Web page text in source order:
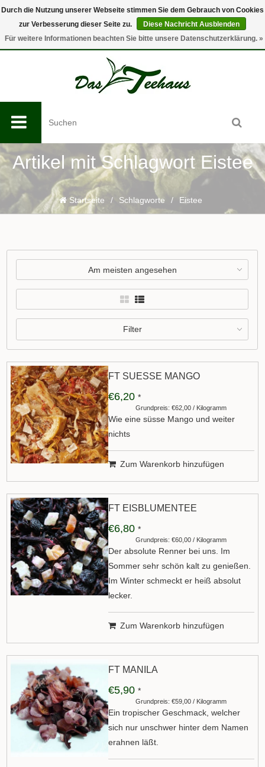
0
Artikel mit Schlagwort Eistee
Startseite / Schlagworte / Eistee
Am meisten angesehen
Filter
FT SUESSE MANGO
€6,20 *
Grundpreis: €62,00 / Kilogramm
Wie eine süsse Mango und weiter
nichts
Zum Warenkorb hinzufügen
FT EISBLUMENTEE
€6,80 *
Grundpreis: €60,00 / Kilogramm
Der absolute Renner bei uns. Im
Sommer sehr schön kalt zu genießen.
Im Winter schmeckt er heiß absolut
lecker.
Zum Warenkorb hinzufügen
FT MANILA
€5,90 *
Grundpreis: €59,00 / Kilogramm
Ein tropischer Geschmack, welcher
sich nur unschwer hinter dem Namen
erahnen läßt.
Durch die Nutzung unserer Webseite stimmen Sie dem Gebrauch von Cookies
zur Verbesserung dieser Seite zu.
Diese Nachricht Ausblenden
Für weitere Informationen beachten Sie bitte unsere Datenschutzerklärung. »